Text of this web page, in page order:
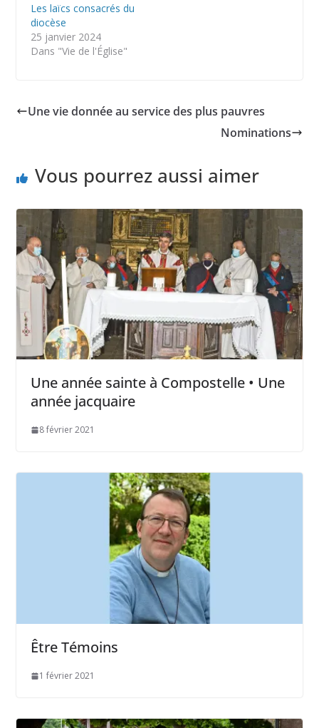
Les laïcs consacrés du
diocèse
25 janvier 2024
Dans "Vie de l'Église"
Une vie donnée au service des plus pauvres
Nominations
Vous pourrez aussi aimer
Une année sainte à Compostelle • Une
année jacquaire
8 février 2021
Être Témoins
1 février 2021